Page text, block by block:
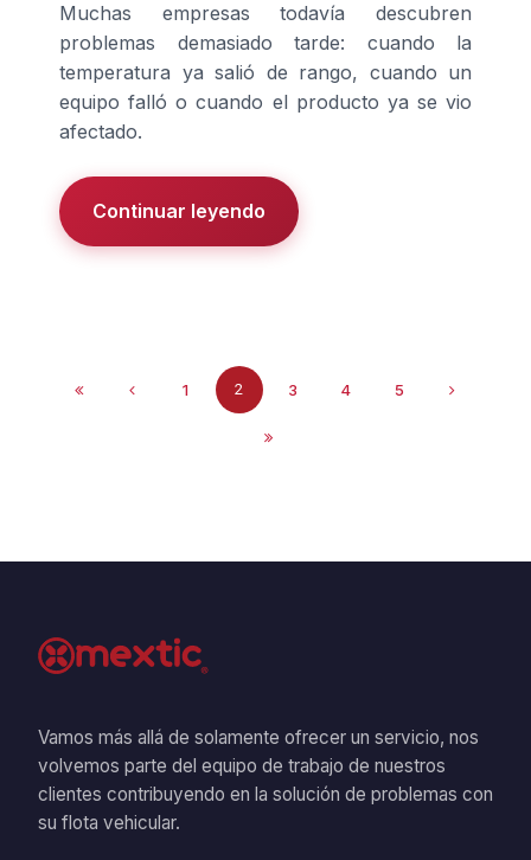
Muchas empresas todavía descubren
problemas demasiado tarde: cuando la
temperatura ya salió de rango, cuando un
equipo falló o cuando el producto ya se vio
afectado.
Continuar leyendo
1 2 3 4 5
Vamos más allá de solamente ofrecer un servicio, nos
volvemos parte del equipo de trabajo de nuestros
clientes contribuyendo en la solución de problemas con
su flota vehicular.